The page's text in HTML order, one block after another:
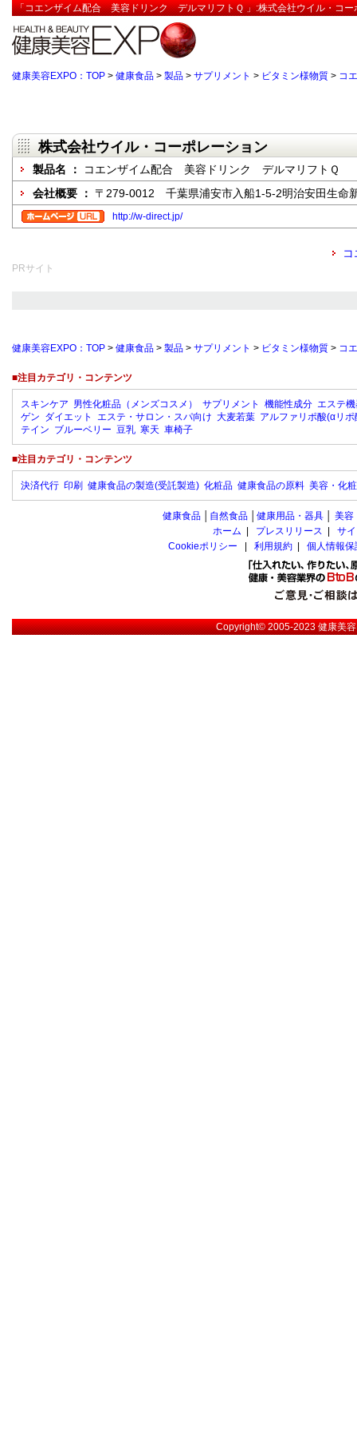
「コエンザイム配合 美容ドリンク デルマリフトＱ 」:株式会社ウイル・コー
健康美容EXPO：TOP > 健康食品 > 製品 > サプリメント > ビタミン様物質 > コ
株式会社ウイル・コーポレーション
製品名 ：
コエンザイム配合 美容ドリンク デルマリフトＱ
会社概要 ： 〒279-0012 千葉県浦安市入船1-5-2明治安田生命
http://w-direct.jp/
PRサイト
健康美容EXPO：TOP > 健康食品 > 製品 > サプリメント > ビタミン様物質 > コ
■注目カテゴリ・コンテンツ
スキンケア 男性化粧品（メンズコスメ） サプリメント 機能性成分 エステ
ゲン ダイエット エステ・サロン・スパ向け 大麦若葉 アルファリポ酸(αリポ
テイン ブルーベリー 豆乳 寒天 車椅子
■注目カテゴリ・コンテンツ
決済代行 印刷 健康食品の製造(受託製造) 化粧品 健康食品の原料 美容・化
健康食品 自然食品 健康用品・器具 美容
ホーム
プレスリリース
サ
Cookieポリシー
利用規約 個人情報
Copyright© 2005-2023健康美